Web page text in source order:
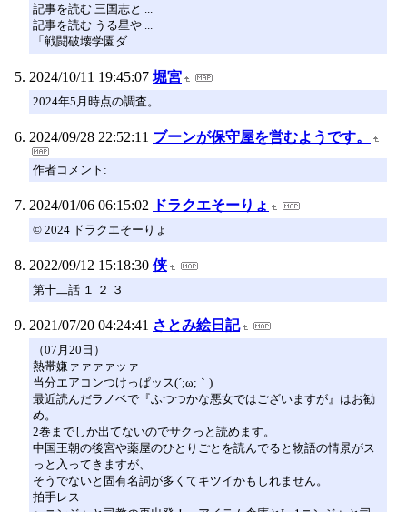
記事を読む 三国志と ...
記事を読む うる星や ...
「戦闘破壊学園ダ
2024/10/11 19:45:07 堀宮
2024年5月時点の調査。
2024/09/28 22:52:11 ブーンが保守屋を営むようです。
作者コメント:
2024/01/06 06:15:02 ドラクエそーりょ
© 2024 ドラクエそーりょ
2022/09/12 15:18:30 侠
第十二話 １ ２ ３
2021/07/20 04:24:41 さとみ絵日記
（07月20日）
熱帯嫌ァァァァッァ
当分エアコンつけっぱッス(´;ω;｀)
最近読んだラノベで『ふつつかな悪女ではございますが』はお勧
め。
2巻までしか出てないのでサクっと読めます。
中国王朝の後宮や薬屋のひとりごとを読んでると物語の情景がス
っと入ってきますが、
そうでないと固有名詞が多くてキツイかもしれません。
拍手レス